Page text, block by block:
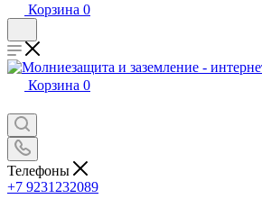
Корзина 0
Корзина 0
Телефоны
+7 9231232089